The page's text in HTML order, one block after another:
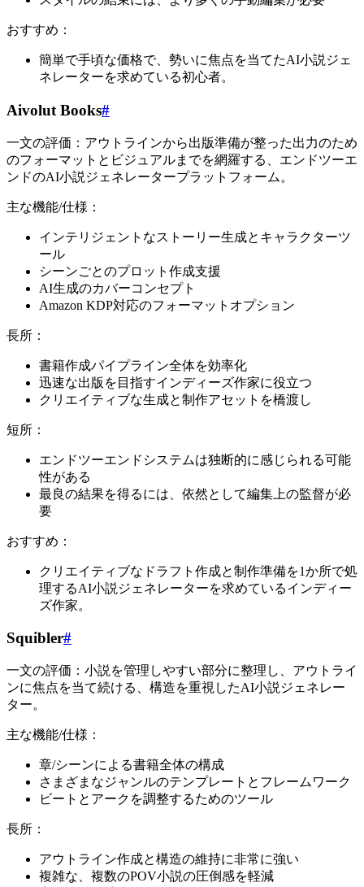
おすすめ：
簡単で手頃な価格で、勢いに焦点を当てたAI小説ジェ
ネレーターを求めている初心者。
Aivolut Books#
一文の評価：アウトラインから出版準備が整った出力のため
のフォーマットとビジュアルまでを網羅する、エンドツーエ
ンドのAI小説ジェネレータープラットフォーム。
主な機能/仕様：
インテリジェントなストーリー生成とキャラクターツ
ール
シーンごとのプロット作成支援
AI生成のカバーコンセプト
Amazon KDP対応のフォーマットオプション
長所：
書籍作成パイプライン全体を効率化
迅速な出版を目指すインディーズ作家に役立つ
クリエイティブな生成と制作アセットを橋渡し
短所：
エンドツーエンドシステムは独断的に感じられる可能
性がある
最良の結果を得るには、依然として編集上の監督が必
要
おすすめ：
クリエイティブなドラフト作成と制作準備を1か所で処
理するAI小説ジェネレーターを求めているインディー
ズ作家。
Squibler#
一文の評価：小説を管理しやすい部分に整理し、アウトライ
ンに焦点を当て続ける、構造を重視したAI小説ジェネレー
ター。
主な機能/仕様：
章/シーンによる書籍全体の構成
さまざまなジャンルのテンプレートとフレームワーク
ビートとアークを調整するためのツール
長所：
アウトライン作成と構造の維持に非常に強い
複雑な、複数のPOV小説の圧倒感を軽減